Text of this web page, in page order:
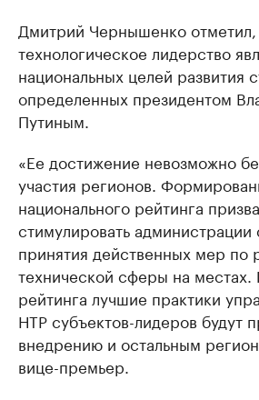
Дмитрий Чернышенко отметил,
технологическое лидерство
национальных целей развития
определенных президентом
Путиным.
«Ее достижение невозможно
участия регионов.
национального рейтинга
стимулировать администрации
принятия действенных мер по
технической сферы на местах.
рейтинга лучшие практики
НТР субъектов-лидеров будут
внедрению и остальным
вице-премьер.